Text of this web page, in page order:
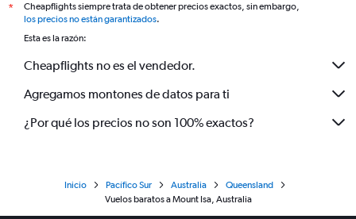
*
Cheapflights siempre trata de obtener precios exactos, sin embargo,
los precios no están garantizados.
Esta es la razón:
Cheapflights no es el vendedor.
Agregamos montones de datos para ti
¿Por qué los precios no son 100% exactos?
Inicio Pacífico Sur Australia
Queensland
Vuelos baratos a Mount Isa, Australia